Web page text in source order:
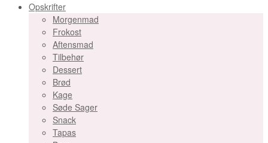
Opskrifter
Morgenmad
Frokost
Aftensmad
Tilbehør
Dessert
Brød
Kage
Søde Sager
Snack
Tapas